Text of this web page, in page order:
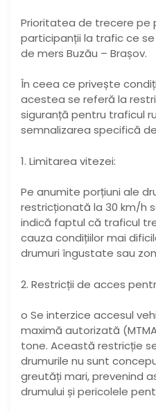
Prioritatea de trecere pe
participanții la trafic ce
de mers Buzău – Brașov.
În ceea ce privește
acestea se referă la
siguranță pentru traficul
semnalizarea specifică
1. Limitarea vitezei:
Pe anumite porțiuni ale
restricționată la 30 km/h
indică faptul că traficul
cauza condițiilor mai
drumuri îngustate sau
2. Restricții de acces
o Se interzice accesul
maximă autorizată
tone. Această restricție
drumurile nu sunt
greutăți mari, prevenind
drumului și pericolele